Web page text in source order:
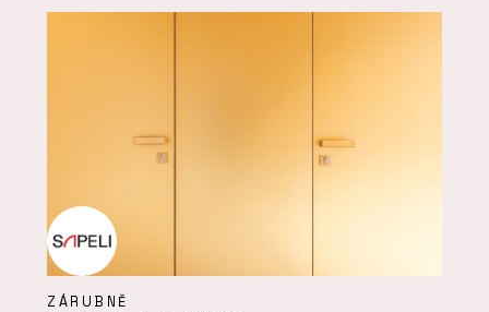
ZÁRUBNĚ